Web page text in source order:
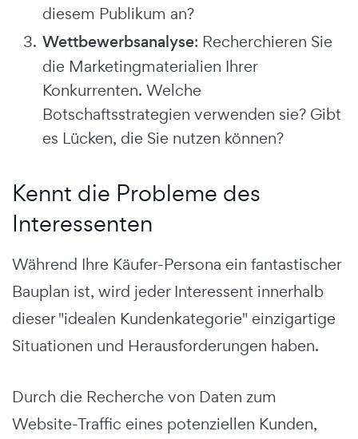
diesem Publikum an?
Wettbewerbsanalyse: Recherchieren Sie
die Marketingmaterialien Ihrer
Konkurrenten. Welche
Botschaftsstrategien verwenden sie? Gibt
es Lücken, die Sie nutzen können?
Kennt die Probleme des
Interessenten
Während Ihre Käufer-Persona ein fantastischer
Bauplan ist, wird jeder Interessent innerhalb
dieser "idealen Kundenkategorie" einzigartige
Situationen und Herausforderungen haben.
Durch die Recherche von Daten zum
Website-Traffic eines potenziellen Kunden,